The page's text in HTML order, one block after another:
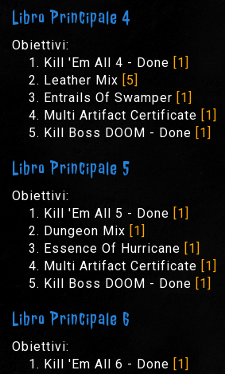
Libro Principale 4
Obiettivi:
Kill 'Em All 4 - Done [1]
Leather Mix [5]
Entrails Of Swamper [1]
Multi Artifact Certificate [1]
Kill Boss DOOM - Done [1]
Libro Principale 5
Obiettivi:
Kill 'Em All 5 - Done [1]
Dungeon Mix [1]
Essence Of Hurricane [1]
Multi Artifact Certificate [1]
Kill Boss DOOM - Done [1]
Libro Principale 6
Obiettivi:
Kill 'Em All 6 - Done [1]